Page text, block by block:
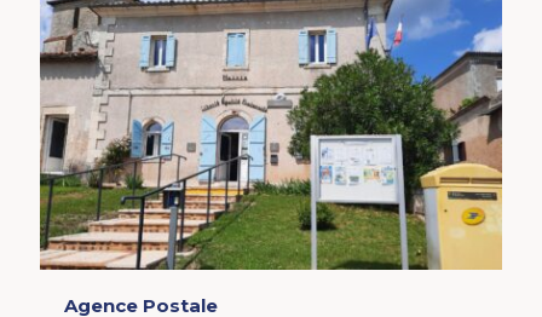
Agence Postale